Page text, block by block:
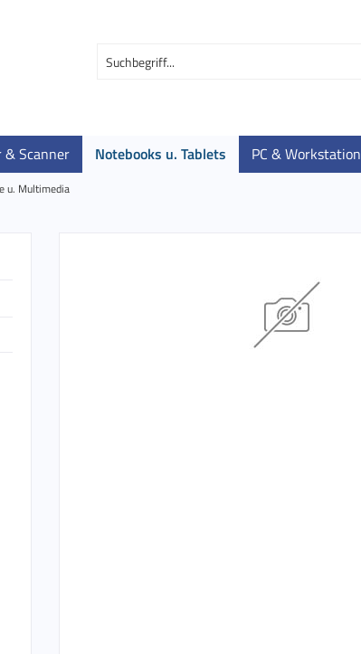
& Scanner Notebooks u. Tablets PC & Workstation
u. Multimedia